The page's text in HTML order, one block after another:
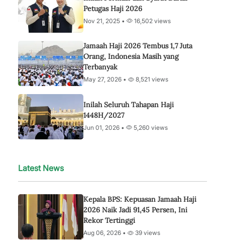
Petugas Haji 2026
Nov 21, 2025 • 16,502 views
Jamaah Haji 2026 Tembus 1,7 Juta
Orang, Indonesia Masih yang
Terbanyak
May 27, 2026 • 8,521 views
Inilah Seluruh Tahapan Haji
1448H/2027
Jun 01, 2026 • 5,260 views
Latest News
Kepala BPS: Kepuasan Jamaah Haji
2026 Naik Jadi 91,45 Persen, Ini
Rekor Tertinggi
Aug 06, 2026 • 39 views